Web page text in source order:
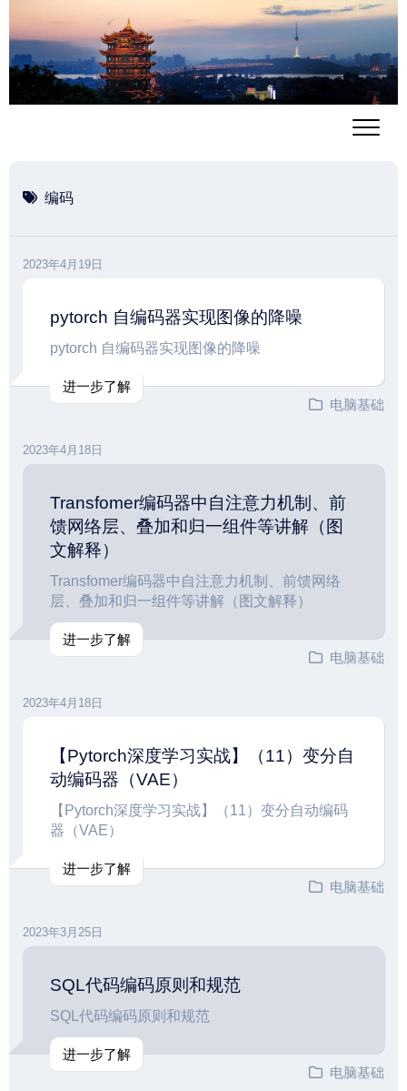
至
容
编码
2023年4月19日
pytorch 自编码器实现图像的降噪
pytorch 自编码器实现图像的降噪
进一步了解
电脑基础
2023年4月18日
Transfomer编码器中自注意力机制、前
馈网络层、叠加和归一组件等讲解（图
文解释）
Transfomer编码器中自注意力机制、前馈网络
层、叠加和归一组件等讲解（图文解释）
进一步了解
电脑基础
2023年4月18日
【Pytorch深度学习实战】（11）变分自
动编码器（VAE）
【Pytorch深度学习实战】（11）变分自动编码
器（VAE）
进一步了解
电脑基础
2023年3月25日
SQL代码编码原则和规范
SQL代码编码原则和规范
进一步了解
电脑基础